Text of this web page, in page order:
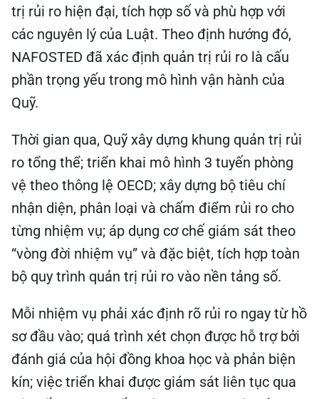
trị rủi ro hiện đại, tích hợp số và phù hợp với
các nguyên lý của Luật. Theo định hướng đó,
NAFOSTED đã xác định quản trị rủi ro là cấu
phần trọng yếu trong mô hình vận hành của
Quỹ.
Thời gian qua, Quỹ xây dựng khung quản trị rủi
ro tổng thể; triển khai mô hình 3 tuyến phòng
vệ theo thông lệ OECD; xây dựng bộ tiêu chí
nhận diện, phân loại và chấm điểm rủi ro cho
từng nhiệm vụ; áp dụng cơ chế giám sát theo
“vòng đời nhiệm vụ” và đặc biệt, tích hợp toàn
bộ quy trình quản trị rủi ro vào nền tảng số.
Mỗi nhiệm vụ phải xác định rõ rủi ro ngay từ hồ
sơ đầu vào; quá trình xét chọn được hỗ trợ bởi
đánh giá của hội đồng khoa học và phản biện
kín; việc triển khai được giám sát liên tục qua